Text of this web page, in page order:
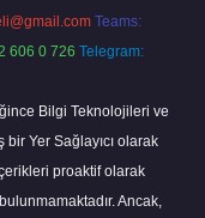
Teams:
606 0 726 Telegram:
Bilgi Teknolojileri ve
bir Yer Sağlayıcı olarak
proaktif olarak
Ancak,